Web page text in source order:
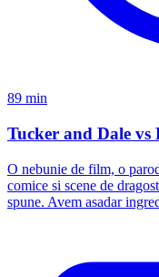
89 min
Tucker and Dale vs
O nebunie de film, o
comice si scene de
spune. Avem asadar